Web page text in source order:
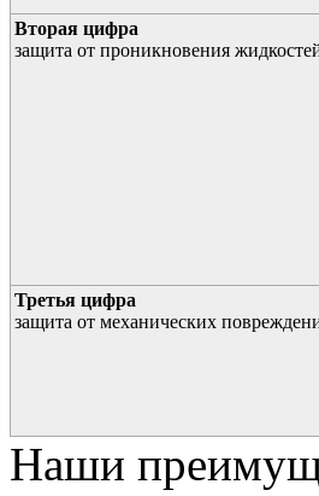
Вторая цифра
защита от проникновения
Третья цифра
защита от механических
Наши